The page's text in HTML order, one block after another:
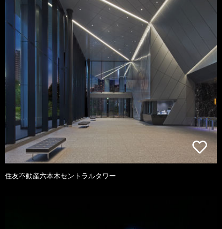
住友不動産六本木セントラルタワー